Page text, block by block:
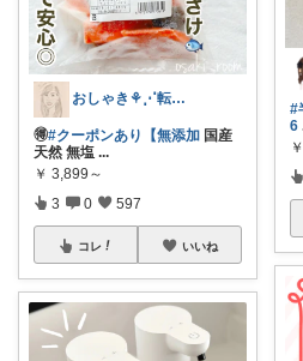
おしゃき⚘⋰転勤族の4歳👦🏻ママ
🉐#クーポンあり【無添加 国産
天然 無塩 ...
￥ 3,899～
3 0 597
コレ いいね
#
6
￥